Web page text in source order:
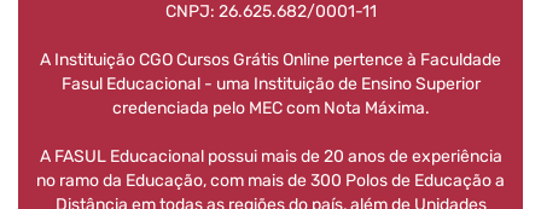
CNPJ: 26.625.682/0001-11
A Instituição CGO Cursos Grátis Online pertence à Faculdade
Fasul Educacional - uma Instituição de Ensino Superior
credenciada pelo MEC com Nota Máxima.
A FASUL Educacional possui mais de 20 anos de experiência
no ramo da Educação, com mais de 300 Polos de Educação a